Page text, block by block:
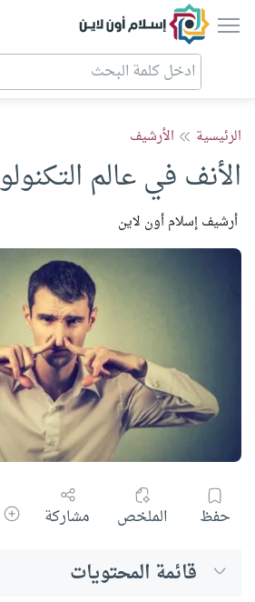
إسلام أون لاين
الرئيسية الأرشيف
الأنف في عالم
أرشيف إسلام أون لاين
حفظ الملخص مشاركة
قائمة المحتويات